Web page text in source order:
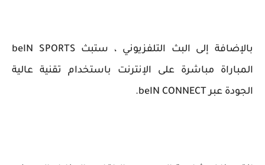
بالإضافة إلى البث التلفزيوني ، ستبث beIN SPORTS
المباراة مباشرة على الإنترنت باستخدام تقنية عالية
الجودة عبر beIN CONNECT.